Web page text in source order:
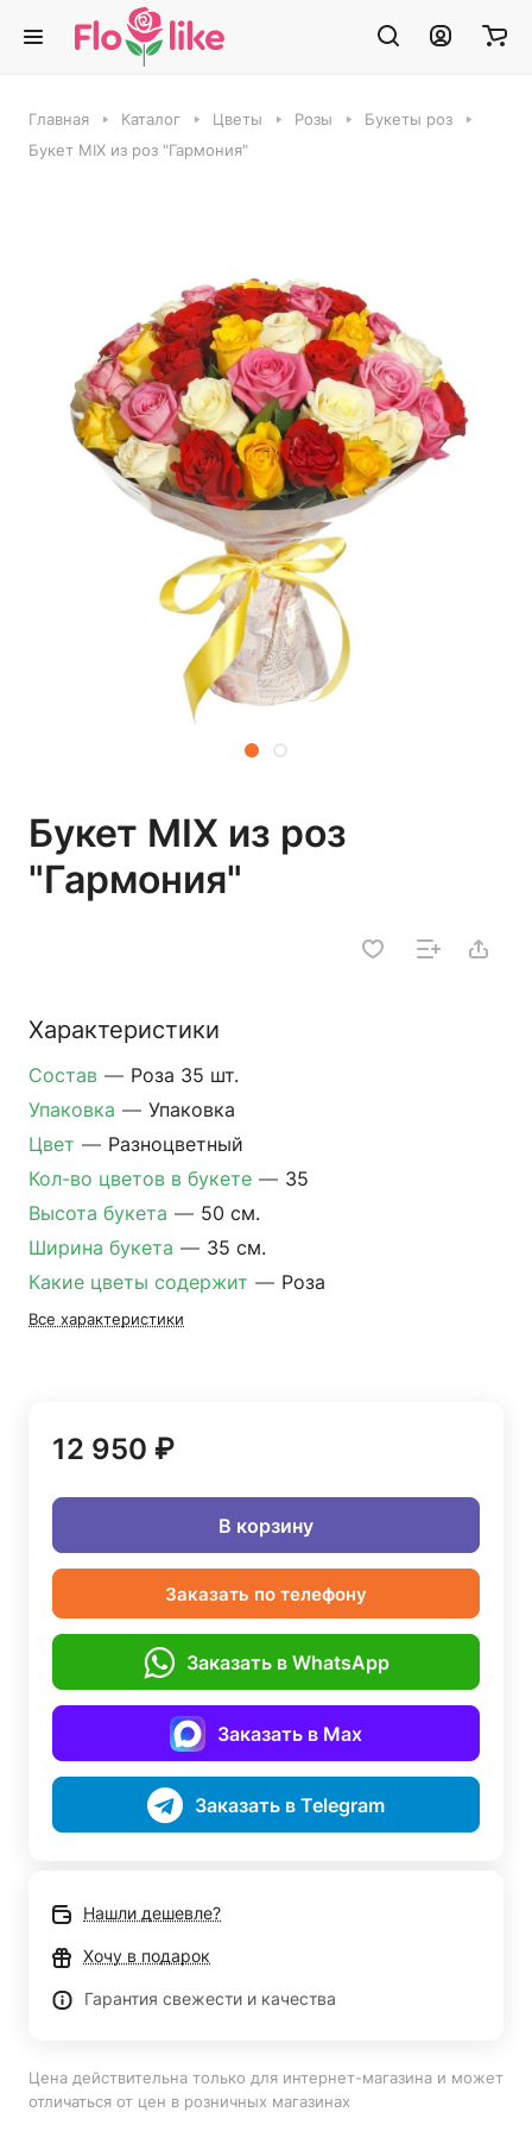
Главная Каталог Цветы Розы
Букеты роз
Букет MIX из роз "Гармония"
Букет MIX из роз
"Гармония"
Характеристики
Состав — Роза 35 шт.
Упаковка — Упаковка
Цвет — Разноцветный
Кол-во цветов в букете — 35
Высота букета — 50 см.
Ширина букета — 35 см.
Какие цветы содержит — Роза
Все характеристики
12 950 ₽
В корзину
Заказать по телефону
Заказать в WhatsApp
Заказать в Max
Заказать в Telegram
Нашли дешевле?
Хочу в подарок
Гарантия свежести и качества
Цена действительна только для интернет-магазина и может
отличаться от цен в розничных магазинах